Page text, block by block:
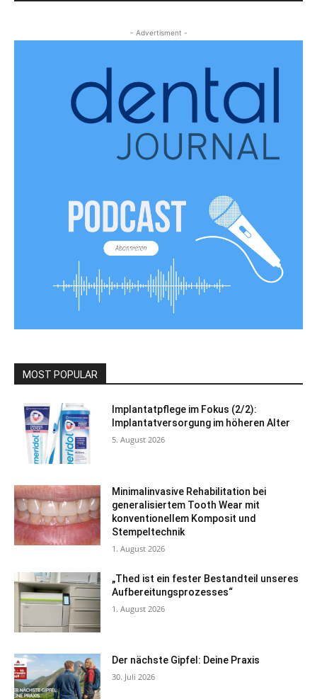
- Advertisment -
MOST POPULAR
Implantatpflege im Fokus (2/2):
Implantatversorgung im höheren Alter
5. August 2026
Minimalinvasive Rehabilitation bei
generalisiertem Tooth Wear mit
konventionellem Komposit und
Stempeltechnik
1. August 2026
„Thed ist ein fester Bestandteil unseres
Aufbereitungsprozesses“
1. August 2026
Der nächste Gipfel: Deine Praxis
30. Juli 2026